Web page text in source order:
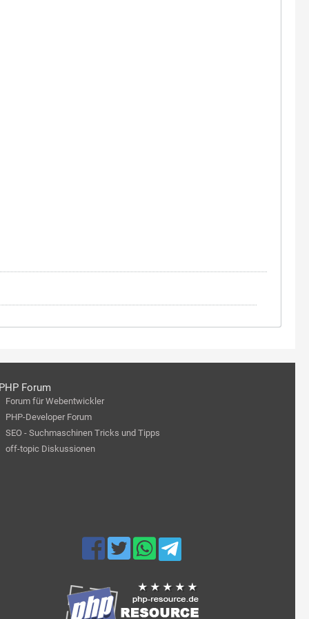
Forum
Forum für Webentwickler
PHP-Developer Forum
SEO - Suchmaschinen Tricks und Tipps
off-topic Diskussionen